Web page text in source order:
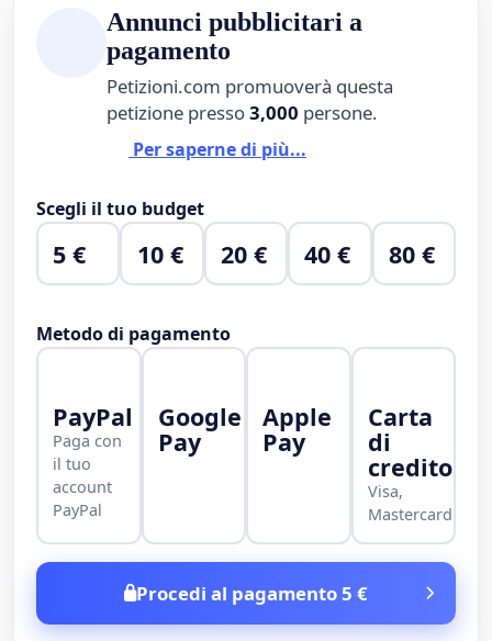
Annunci pubblicitari a
pagamento
Petizioni.com promuoverà questa
petizione presso3,000 persone.
Per saperne di più...
Scegli il tuo budget
5 € 10 € 20 € 40 € 80 €
Metodo di pagamento
PayPal
Paga con
il tuo
account
PayPal
Google
Pay
Apple
Pay
Carta
di
credito
Visa,
Mastercard
Procedi al pagamento 5 €